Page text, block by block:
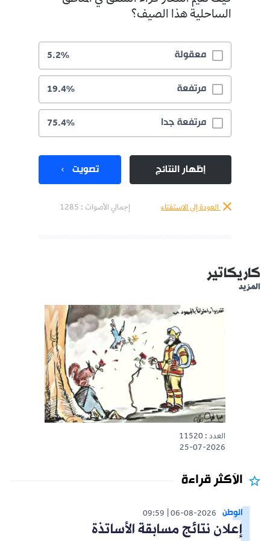
الساحلية هذا الصيف؟
معقولة 5.2%
مرتفعة 19.4%
مرتفعة جدا 75.4%
إظهار النتائج تصويت
العودة إلى الاستفتاء إجمالي الأصوات : 1285
كاريكاتير
المزيد
العدد : 11520
25-07-2026
الأكثر قراءة
الوطن 06-08-2026
09:59
إعلان نتائج مسابقة الأساتذة